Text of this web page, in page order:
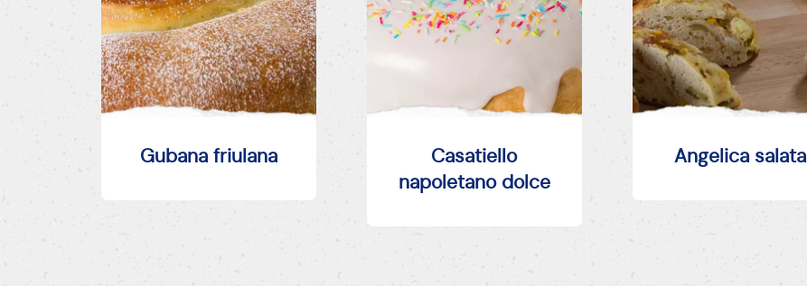
Gubana friulana
Casatiello
napoletano dolce
Angelica salata